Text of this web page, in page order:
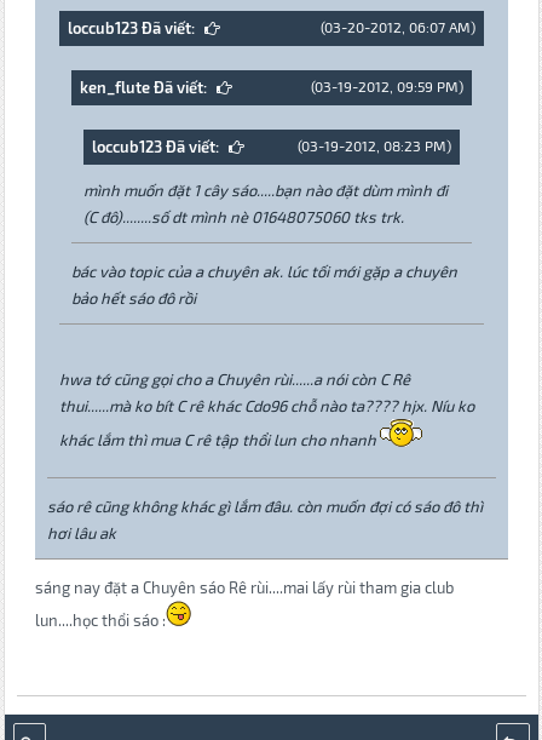
(03-20-2012, 06:07 AM)
loccub123 Đã viết:
(03-19-2012, 09:59 PM)
ken_flute Đã viết:
(03-19-2012, 08:23 PM)
loccub123 Đã viết:
mình muốn đặt 1 cây sáo.....bạn nào đặt dùm mình đi
(C đô)........số dt mình nè 01648075060 tks trk.
bác vào topic của a chuyên ak. lúc tối mới gặp a chuyên
bảo hết sáo đô rồi
hwa tớ cũng gọi cho a Chuyên rùi......a nói còn C Rê
thui......mà ko bít C rê khác Cdo96 chỗ nào ta???? hjx. Níu ko
khác lắm thì mua C rê tập thổi lun cho nhanh
sáo rê cũng không khác gì lắm đâu. còn muốn đợi có sáo đô thì
hơi lâu ak
sáng nay đặt a Chuyên sáo Rê rùi....mai lấy rùi tham gia club
lun....học thổi sáo :